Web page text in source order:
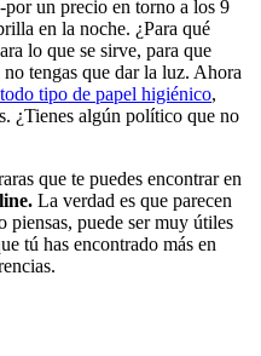
un precio en torno a los 9
en la noche. ¿Para qué
lo que se sirve, para que
tengas que dar la luz. Ahora
tipo de papel higiénico,
¿Tienes algún político que no
que te puedes encontrar en
La verdad es que parecen
piensas, puede ser muy útiles
tú has encontrado más en